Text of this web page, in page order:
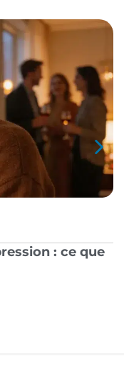
: ce que